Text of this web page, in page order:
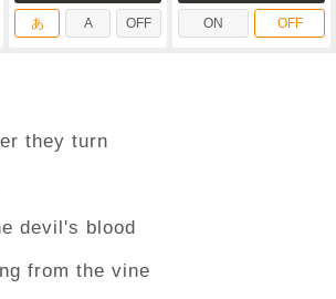
あ A OFF ON OFF
they turn
devil's blood
from the vine